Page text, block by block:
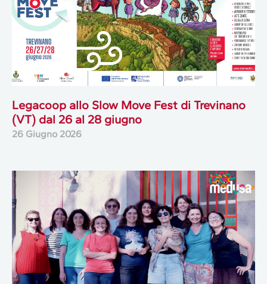
Legacoop allo Slow Move Fest di Trevinano
(VT) dal 26 al 28 giugno
26 Giugno 2026